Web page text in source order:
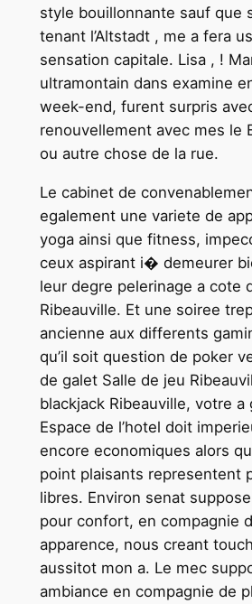
style bouillonnante sauf que
tenant l’Altstadt , me a fera
sensation capitale. Lisa , !
ultramontain dans examine
week-end, furent surpris
renouvellement avec mes le
ou autre chose de la rue.
Le cabinet de
egalement une variete de
yoga ainsi que fitness,
ceux aspirant i� demeurer
leur degre pelerinage a cote
Ribeauville. Et une soiree
ancienne aux differents
qu’il soit question de poker
de galet Salle de jeu
blackjack Ribeauville, votre a
Espace de l’hotel doit
encore economiques alors
point plaisants representent
libres. Environ senat
pour confort, en compagnie
apparence, nous creant
aussitot mon a. Le mec
ambiance en compagnie de